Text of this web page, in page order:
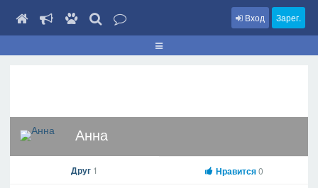
Вход Зарег.
Анна
Друг 1 Нравится0